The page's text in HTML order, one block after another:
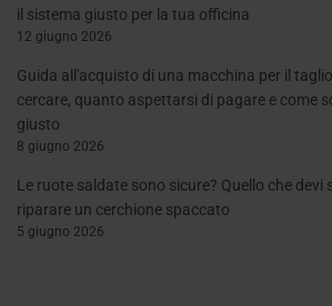
il sistema giusto per la tua officina
12 giugno 2026
Guida all'acquisto di una macchina per il
cercare, quanto aspettarsi di pagare e come
giusto
8 giugno 2026
Le ruote saldate sono sicure? Quello che devi
riparare un cerchione spaccato
5 giugno 2026